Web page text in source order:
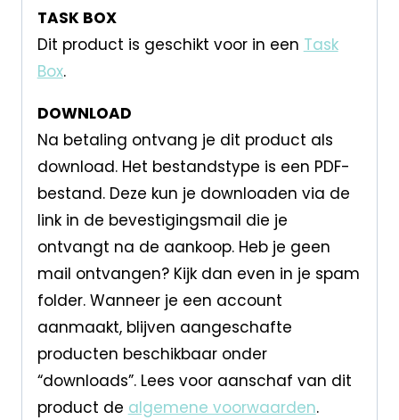
TASK BOX
Dit product is geschikt voor in een Task
Box.
DOWNLOAD
Na betaling ontvang je dit product als
download. Het bestandstype is een PDF-
bestand. Deze kun je downloaden via de
link in de bevestigingsmail die je
ontvangt na de aankoop. Heb je geen
mail ontvangen? Kijk dan even in je spam
folder. Wanneer je een account
aanmaakt, blijven aangeschafte
producten beschikbaar onder
“downloads”. Lees voor aanschaf van dit
product de algemene voorwaarden.